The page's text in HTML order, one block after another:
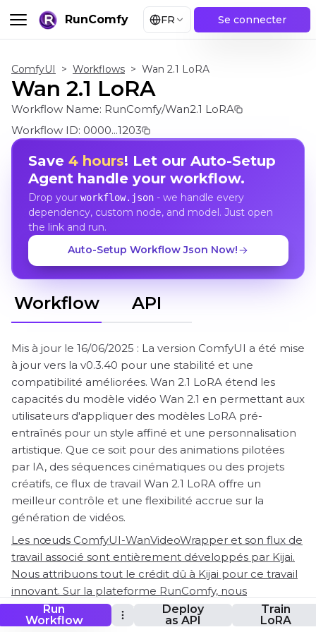
RunComfy FR Se connecter
Run
Workflow
Deploy
as API
Train
LoRA
ComfyUI > Workflows > Wan 2.1 LoRA
Wan 2.1 LoRA
Workflow Name: RunComfy/Wan2.1 LoRA
Workflow ID: 0000...1203
Save 4 hours! Let our Auto-Setup
Agent handle your workflow.
Drop your workflow.json- we handle every
dependency, custom node, and model. Just open
the link and run.
Auto-Setup Workflow Json Now!
Workflow API
Mis à jour le 16/06/2025 : La version ComfyUI a été mise
à jour vers la v0.3.40 pour une stabilité et une
compatibilité améliorées. Wan 2.1 LoRA étend les
capacités du modèle vidéo Wan 2.1 en permettant aux
utilisateurs d'appliquer des modèles LoRA pré-
entraînés pour un style affiné et une personnalisation
artistique. Que ce soit pour des animations pilotées
par IA, des séquences cinématiques ou des projets
créatifs, ce flux de travail Wan 2.1 LoRA offre un
meilleur contrôle et une flexibilité accrue sur la
génération de vidéos.
Les nœuds ComfyUI-WanVideoWrapper et son flux de
travail associé sont entièrement développés par Kijai.
Nous attribuons tout le crédit dû à Kijai pour ce travail
innovant. Sur la plateforme RunComfy, nous
présentons simplement les contributions de Kijai à la
communauté. Il est important de noter qu'il n'y a